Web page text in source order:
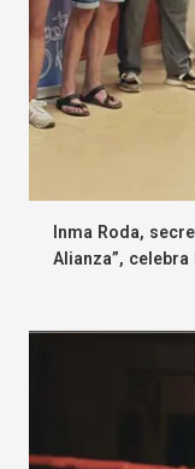
Inma Roda,
Alianza”,